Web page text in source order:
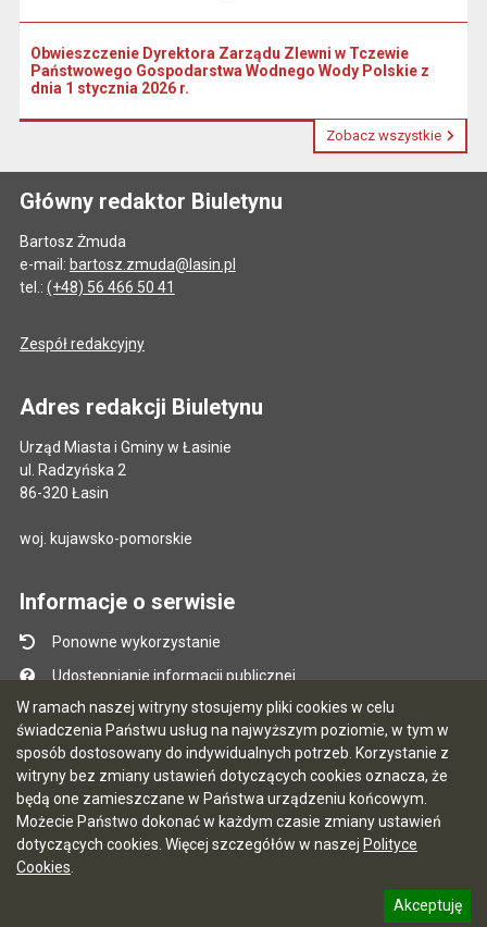
W ramach naszej witryny stosujemy pliki cookies w celu
świadczenia Państwu usług na najwyższym poziomie, w tym w
sposób dostosowany do indywidualnych potrzeb. Korzystanie z
witryny bez zmiany ustawień dotyczących cookies oznacza, że
będą one zamieszczane w Państwa urządzeniu końcowym.
Możecie Państwo dokonać w każdym czasie zmiany ustawień
dotyczących cookies. Więcej szczegółów w naszej Polityce
Cookies
Akceptuję
Obwieszczenie Dyrektora Zarządu Zlewni w Tczewie
Państwowego Gospodarstwa Wodnego Wody Polskie z
dnia 1 stycznia 2026 r.
Zobacz wszystkie
Główny redaktor Biuletynu
Bartosz Żmuda
e-mail: bartosz.zmuda@lasin.pl
tel.: (+48) 56 466 50 41
Zespół redakcyjny
Adres redakcji Biuletynu
Urząd Miasta i Gminy w Łasinie
ul. Radzyńska 2
86-320 Łasin
woj. kujawsko-pomorskie
Informacje o serwisie
Ponowne wykorzystanie
Udostępnianie informacji publicznej
Mapa serwisu
Instrukcja obsługi
Statystyki oglądalności
Ostatnia aktualizacja BIP: 03.08.2026 13:09
CMS i hosting: Logonet Sp. z o.o. w Bydgoszczy